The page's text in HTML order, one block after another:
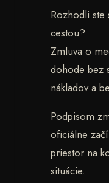
Rozhodli
cestou?
Zmluva o
dohode bez
nákladov a
Podpisom
oficiálne
priestor na
situácie.